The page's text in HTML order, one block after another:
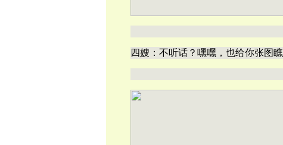
四嫂：不听话？嘿嘿，也给你张图瞧